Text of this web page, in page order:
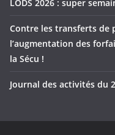
LODS 2026 : super
Contre les transferts de
l’augmentation des
la Sécu !
Journal des activités du